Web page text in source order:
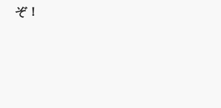
ぞ！